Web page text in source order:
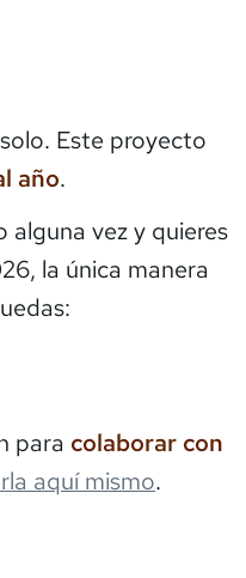
Este proyecto
año.
alguna vez y quieres
la única manera
para colaborar con
aquí mismo.